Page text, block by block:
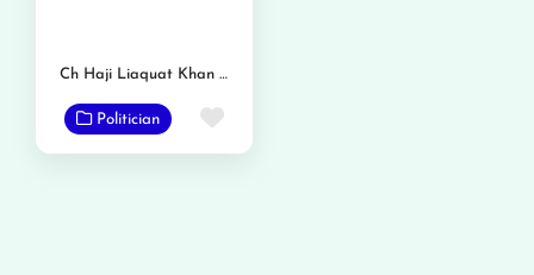
Ch Haji Liaquat Khan Gondal Garhana
Politician Favorite